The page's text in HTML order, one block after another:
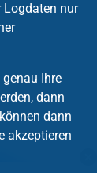
Logdaten nur
Ihre
dann
dann
akzeptieren